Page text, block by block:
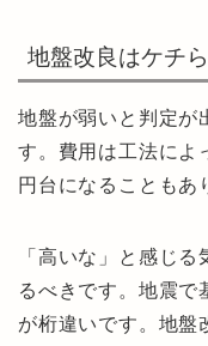
地盤改良はケチ
地盤が弱いと判定が
す。費用は工法によ
円台になることもあ
「高いな」と感じ
るべきです。地震で
が桁違いです。地盤